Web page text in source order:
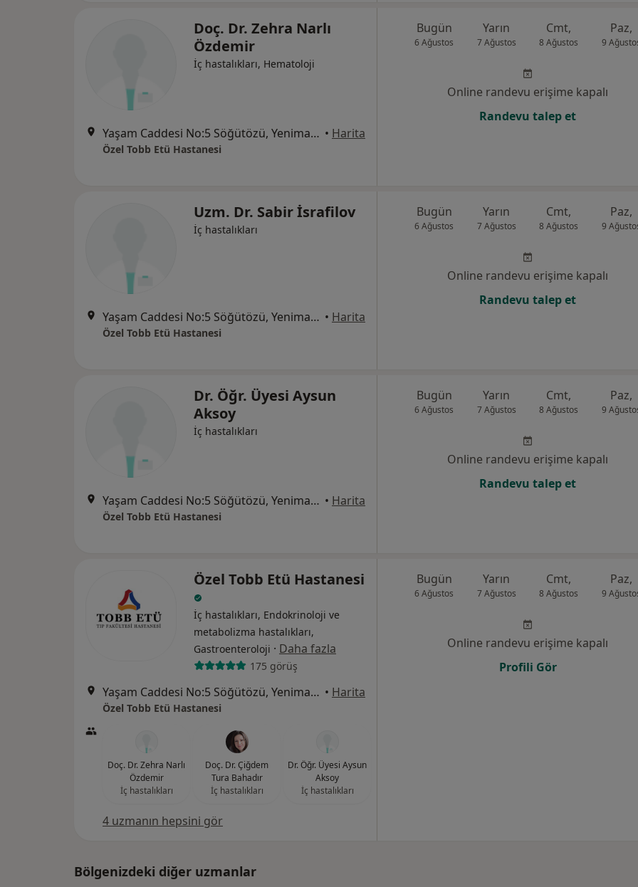
Doç. Dr. Zehra Narlı
Özdemir
İç hastalıkları, Hematoloji
Yaşam Caddesi No:5 Söğütözü, Yenimahalle • Harita
Özel Tobb Etü Hastanesi
Bugün
6 Ağustos
Yarın
7 Ağustos
Cmt,
8 Ağustos
Paz,
9
Online randevu erişime kapalı
Randevu talep et
Uzm. Dr. Sabir İsrafilov
İç hastalıkları
Yaşam Caddesi No:5 Söğütözü, Yenimahalle • Harita
Özel Tobb Etü Hastanesi
Bugün
6 Ağustos
Yarın
7 Ağustos
Cmt,
8 Ağustos
Paz,
9
Online randevu erişime kapalı
Randevu talep et
Dr. Öğr. Üyesi Aysun
Aksoy
İç hastalıkları
Yaşam Caddesi No:5 Söğütözü, Yenimahalle • Harita
Özel Tobb Etü Hastanesi
Bugün
6 Ağustos
Yarın
7 Ağustos
Cmt,
8 Ağustos
Paz,
9
Online randevu erişime kapalı
Randevu talep et
Özel Tobb Etü Hastanesi
İç hastalıkları, Endokrinoloji ve
metabolizma hastalıkları,
Gastroenteroloji · Daha fazla
175 görüş
Yaşam Caddesi No:5 Söğütözü, Yenimahalle • Harita
Özel Tobb Etü Hastanesi
Doç. Dr. Zehra Narlı
Özdemir
İç hastalıkları
Doç. Dr. Çiğdem
Tura Bahadır
İç hastalıkları
Dr. Öğr. Üyesi Aysun
Aksoy
İç hastalıkları
4 uzmanın hepsini gör
Bugün
6 Ağustos
Yarın
7 Ağustos
Cmt,
8 Ağustos
Paz,
9
Online randevu erişime kapalı
Profili Gör
Bölgenizdeki diğer uzmanlar